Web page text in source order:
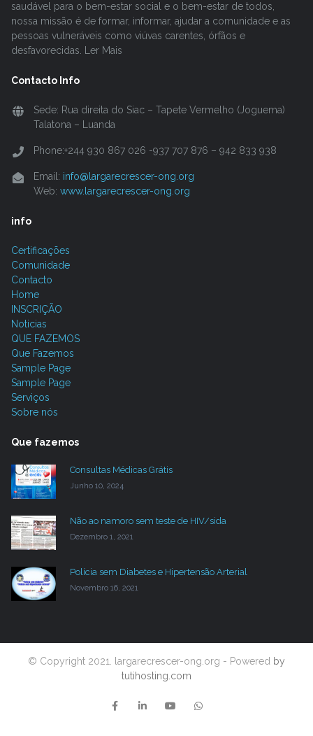
saudável para o bem-estar social e o bem-estar de todos,
nossa missão é de formar, informar, ajudar a comunidade e as
pessoas vulneráveis como viúvas carentes, órfãos e
desfavorecidas. Ler Mais
Contacto Info
Sede: Rua direita do Siac – Tapete Vermelho (Joguema)
Talatona – Luanda
Phone:+244 930 867 026 -937 707 876 – 942 833 938
Email: info@largarecrescer-ong.org
Web: www.largarecrescer-ong.org
info
Certificações
Comunidade
Contacto
Home
INSCRIÇÃO
Noticias
QUE FAZEMOS
Que Fazemos
Sample Page
Sample Page
Serviços
Sobre nós
Que fazemos
Consultas Médicas Grátis
Junho 10, 2024
Não ao namoro sem teste de HIV/sida
Dezembro 1, 2021
Polícia sem Diabetes e Hipertensão Arterial
Novembro 16, 2021
© Copyright 2021. largarecrescer-ong.org - Powered by
tutihosting.com